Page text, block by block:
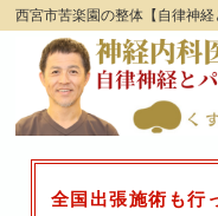
西宮市苦楽園の整体【自律神
全国出張施術も行